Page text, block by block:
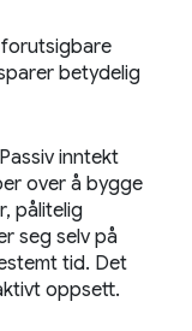
forutsigbare
betydelig
Passiv inntekt
over å bygge
pålitelig
seg selv på
tid. Det
oppsett.